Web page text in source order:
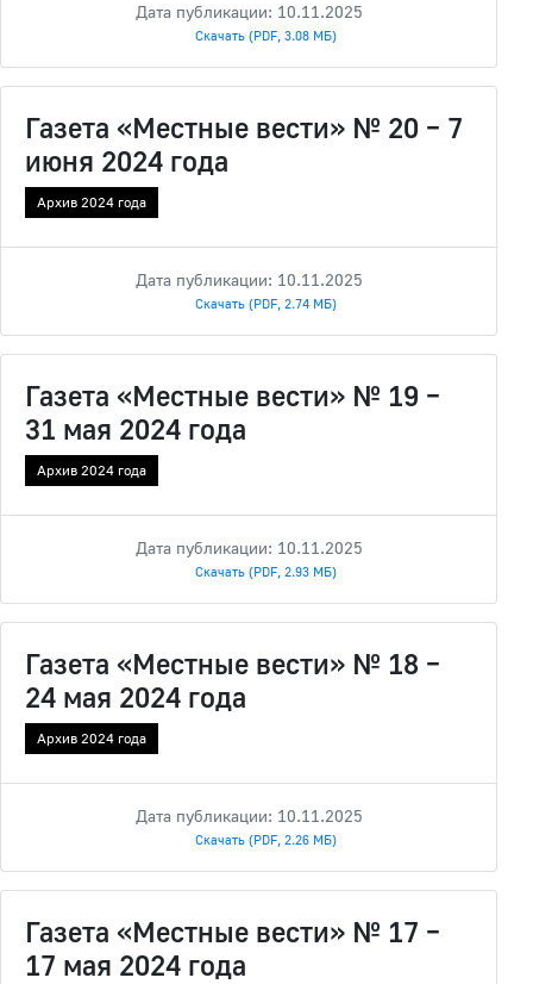
Дата публикации: 10.11.2025
Скачать (PDF, 3.08 МБ)
Газета «Местные вести» № 20 – 7
июня 2024 года
Архив 2024 года
Дата публикации: 10.11.2025
Скачать (PDF, 2.74 МБ)
Газета «Местные вести» № 19 –
31 мая 2024 года
Архив 2024 года
Дата публикации: 10.11.2025
Скачать (PDF, 2.93 МБ)
Газета «Местные вести» № 18 –
24 мая 2024 года
Архив 2024 года
Дата публикации: 10.11.2025
Скачать (PDF, 2.26 МБ)
Газета «Местные вести» № 17 –
17 мая 2024 года